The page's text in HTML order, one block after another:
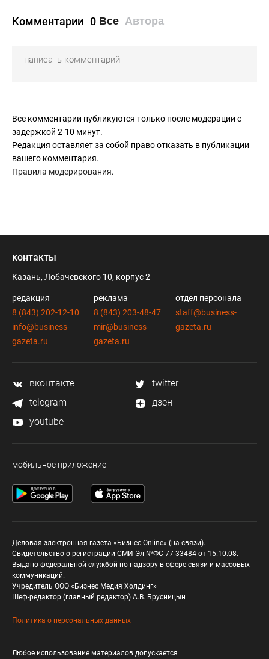
Комментарии 0 Все Автора
Все комментарии публикуются только после модерации с
задержкой 2-10 минут.
Редакция оставляет за собой право отказать в публикации
вашего комментария.
Правила модерирования.
контакты
Казань, Лобачевского 10, корпус 2
редакция
8 (843) 202-12-10
info@business-
gazeta.ru
реклама
8 (843) 203-48-47
mir@business-
gazeta.ru
отдел персонала
staff@business-
gazeta.ru
вконтакте
twitter
telegram
дзен
youtube
мобильное приложение
Деловая электронная газета «Бизнес Online» (на связи).
Свидетельство о регистрации СМИ Эл №ФС 77-33484 от 15.10.08.
Выдано федеральной службой по надзору в сфере связи и массовых
коммуникаций.
Учредитель ООО «Бизнес Медия Холдинг»
Шеф-редактор (главный редактор) А.В. Брусницын
Политика о персональных данных
Любое использование материалов допускается